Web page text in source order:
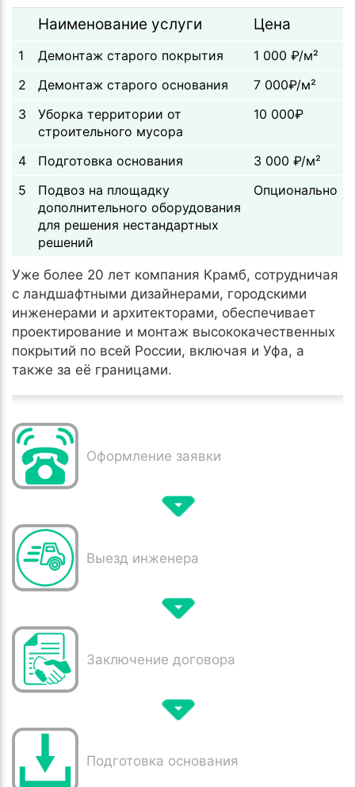
Наименование услуги Цена
1 Демонтаж старого покрытия
1 000 ₽/м²
2
Демонтаж старого основания
7 000₽/м²
3
Уборка территории от
строительного мусора
10 000₽
4 Подготовка основания
3 000 ₽/м²
5
Подвоз на площадку
дополнительного оборудования
для решения нестандартных
решений
Опционально
Уже более 20 лет компания Крамб, сотрудничая
с ландшафтными дизайнерами, городскими
инженерами и архитекторами, обеспечивает
проектирование и монтаж высококачественных
покрытий по всей России, включая и Уфа, а
также за её границами.
Оформление заявки
Выезд инженера
Заключение договора
Подготовка основания